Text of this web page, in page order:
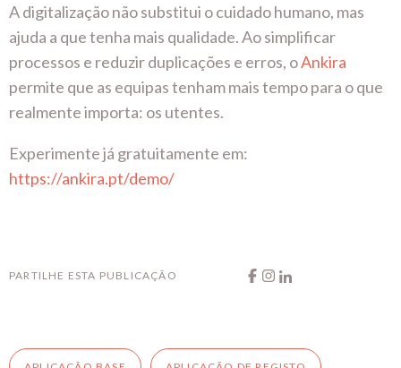
A digitalização não substitui o cuidado humano, mas
ajuda a que tenha mais qualidade. Ao simplificar
processos e reduzir duplicações e erros, oAnkira
permite que as equipas tenham mais tempo para o que
realmente importa: os utentes.
Experimente já gratuitamente em:
https://ankira.pt/demo/
PARTILHE ESTA PUBLICAÇÃO